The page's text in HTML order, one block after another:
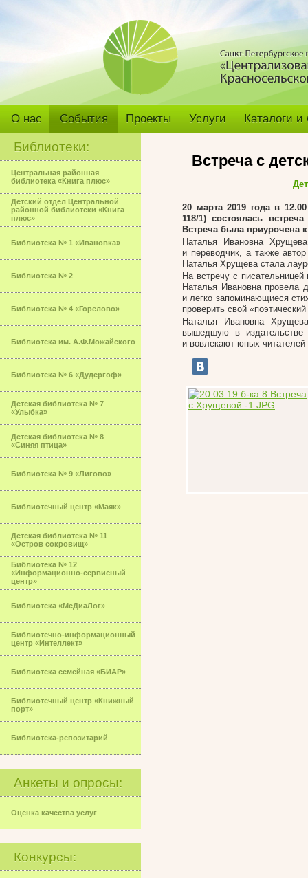
О нас События Проекты Услуги Каталоги
Библиотеки:
Центральная районная
библиотека «Книга плюс»
Детский отдел Центральной
районной библиотеки «Книга
плюс»
Библиотека № 1 «Ивановка»
Библиотека № 2
Библиотека № 4 «Горелово»
Библиотека им. А.Ф.Можайского
Библиотека № 6 «Дудергоф»
Детская библиотека № 7
«Улыбка»
Детская библиотека № 8
«Синяя птица»
Библиотека № 9 «Лигово»
Библиотечный центр «Маяк»
Детская библиотека № 11
«Остров сокровищ»
Библиотека № 12
«Информационно-сервисный
центр»
Библиотека «МеДиаЛог»
Библиотечно-информационный
центр «Интеллект»
Библиотека семейная «БИАР»
Библиотечный центр «Книжный
порт»
Библиотека-репозитарий
Анкеты и опросы:
Оценка качества услуг
Конкурсы:
Встреча с
20 марта 2019 года в
118/1) состоялась
Встреча была приурочена
Наталья Ивановна
и переводчик, а также
Наталья Хрущева стала
На встречу с
Наталья Ивановна
и легко запоминающиеся
проверить свой
Наталья Ивановна
вышедшую в издательстве
и вовлекают юных читателей